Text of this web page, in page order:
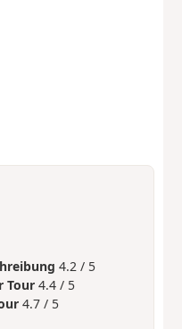
4.2 / 5
Tour 4.4 / 5
4.7 / 5